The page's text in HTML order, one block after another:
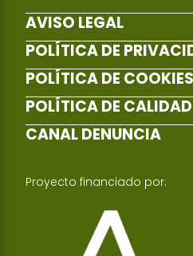
AVISO LEGAL
POLÍTICA DE
POLÍTICA DE COOKIES
POLÍTICA DE CALIDAD
CANAL DENUNCIA
Proyecto financiado por: